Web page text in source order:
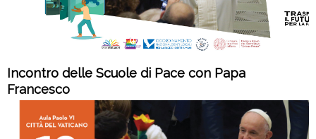
Incontro delle Scuole di Pace con Papa
Francesco